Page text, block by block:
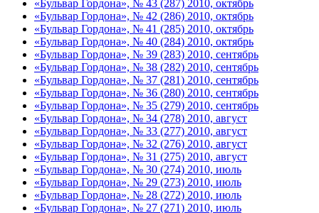
«Бульвар Гордона», № 43 (287) 2010, октябрь
«Бульвар Гордона», № 42 (286) 2010, октябрь
«Бульвар Гордона», № 41 (285) 2010, октябрь
«Бульвар Гордона», № 40 (284) 2010, октябрь
«Бульвар Гордона», № 39 (283) 2010, сентябрь
«Бульвар Гордона», № 38 (282) 2010, сентябрь
«Бульвар Гордона», № 37 (281) 2010, сентябрь
«Бульвар Гордона», № 36 (280) 2010, сентябрь
«Бульвар Гордона», № 35 (279) 2010, сентябрь
«Бульвар Гордона», № 34 (278) 2010, август
«Бульвар Гордона», № 33 (277) 2010, август
«Бульвар Гордона», № 32 (276) 2010, август
«Бульвар Гордона», № 31 (275) 2010, август
«Бульвар Гордона», № 30 (274) 2010, июль
«Бульвар Гордона», № 29 (273) 2010, июль
«Бульвар Гордона», № 28 (272) 2010, июль
«Бульвар Гордона», № 27 (271) 2010, июль